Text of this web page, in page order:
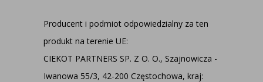
Producent i podmiot odpowiedzialny za ten
produkt na terenie UE:
CIEKOT PARTNERS SP. Z O. O., Szajnowicza -
Iwanowa 55/3, 42-200 Częstochowa, kraj: